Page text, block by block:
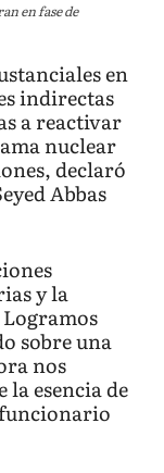
en fase de
en
indirectas
a reactivar
nuclear
declaró
Abbas
y la
sobre una
nos
la esencia de